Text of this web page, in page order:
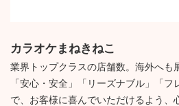
カラオケまねきねこ
業界トップクラスの店舗数。海外へも
「安心・安全」「リーズナブル」「フ
で、お客様に喜んでいただけるよう、